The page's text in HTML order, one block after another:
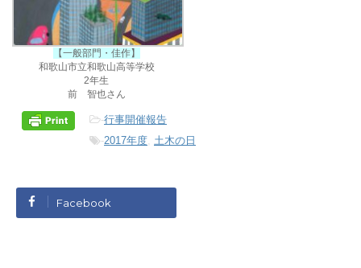
【一般部門・佳作】
和歌山市立和歌山高等学校
2年生
前 智也さん
-行事開催報告
-2017年度, 土木の日
Facebook